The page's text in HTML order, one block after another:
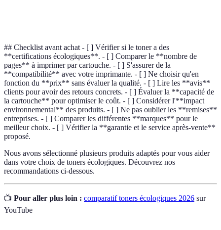
## Checklist avant achat - [ ] Vérifier si le toner a des
**certifications écologiques**. - [ ] Comparer le **nombre de
pages** à imprimer par cartouche. - [ ] S'assurer de la
**compatibilité** avec votre imprimante. - [ ] Ne choisir qu'en
fonction du **prix** sans évaluer la qualité. - [ ] Lire les **avis**
clients pour avoir des retours concrets. - [ ] Évaluer la **capacité de
la cartouche** pour optimiser le coût. - [ ] Considérer l'**impact
environnemental** des produits. - [ ] Ne pas oublier les **remises**
entreprises. - [ ] Comparer les différentes **marques** pour le
meilleur choix. - [ ] Vérifier la **garantie et le service après-vente**
proposé.
Nous avons sélectionné plusieurs produits adaptés pour vous aider
dans votre choix de toners écologiques. Découvrez nos
recommandations ci-dessous.
📺 Pour aller plus loin : comparatif toners écologiques 2026 sur
YouTube